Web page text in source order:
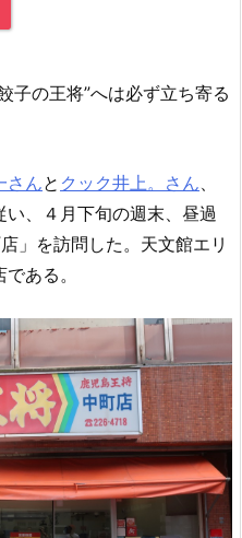
子の王将”へは必ず立ち寄る
さんと クック井上。さん
、４月下旬の週末、昼過
」を訪問した。天文館エリ
ある。